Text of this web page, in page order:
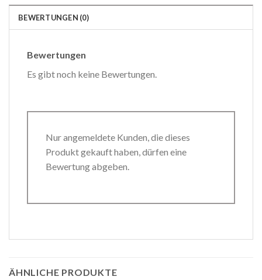
BEWERTUNGEN (0)
Bewertungen
Es gibt noch keine Bewertungen.
Nur angemeldete Kunden, die dieses
Produkt gekauft haben, dürfen eine
Bewertung abgeben.
ÄHNLICHE PRODUKTE